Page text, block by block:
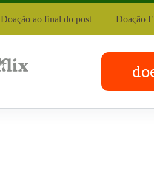
Doação ao final do post Doação